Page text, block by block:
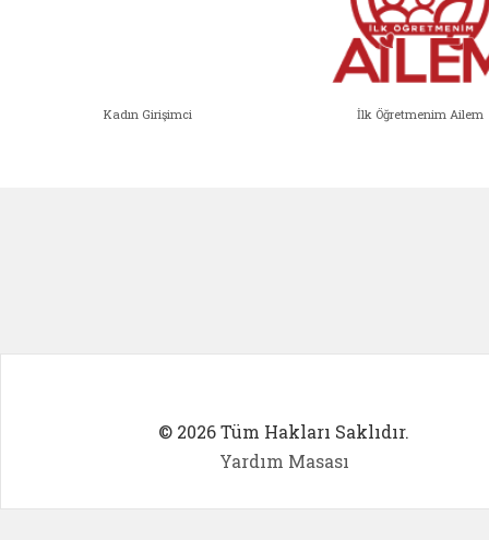
Kadın Girişimci İlk Öğretmenim Ailem
© 2026 Tüm Hakları Saklıdır.
Yardım Masası